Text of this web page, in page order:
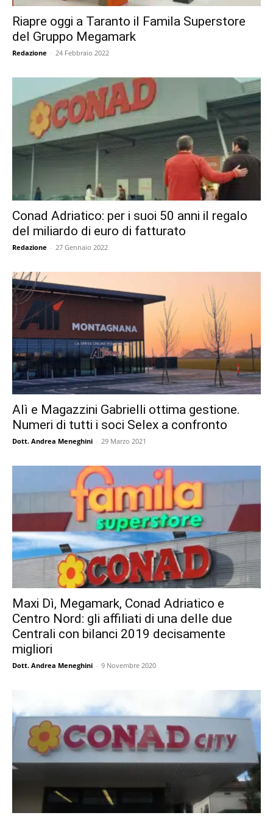
Riapre oggi a Taranto il Famila Superstore
del Gruppo Megamark
Redazione - 24 Febbraio 2022
Conad Adriatico: per i suoi 50 anni il regalo
del miliardo di euro di fatturato
Redazione - 27 Gennaio 2022
Alì e Magazzini Gabrielli ottima gestione.
Numeri di tutti i soci Selex a confronto
Dott. Andrea Meneghini - 29 Marzo 2021
Maxi Dì, Megamark, Conad Adriatico e
Centro Nord: gli affiliati di una delle due
Centrali con bilanci 2019 decisamente
migliori
Dott. Andrea Meneghini - 9 Novembre 2020